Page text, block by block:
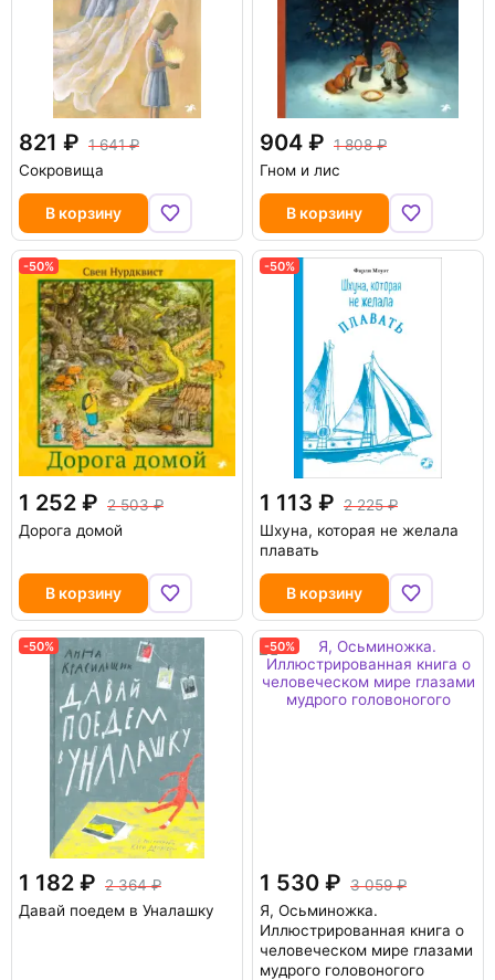
821
1 641
Сокровища
В корзину
904
1 808
Гном и лис
В корзину
-50%
1 252
2 503
Дорога домой
В корзину
-50%
1 113
2 225
Шхуна, которая не желала
плавать
В корзину
-50%
1 182
2 364
Давай поедем в Уналашку
-50%
1 530
3 059
Я, Осьминожка.
Иллюстрированная книга о
человеческом мире глазами
мудрого головоногого